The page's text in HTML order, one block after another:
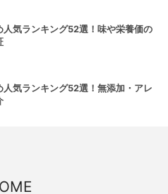
人気ランキング52選！味や栄養価の
人気ランキング52選！無添加・アレ